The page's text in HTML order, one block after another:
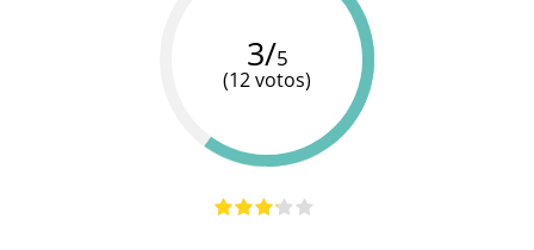
Cargador
100%
100%
3/5
(12 votos)